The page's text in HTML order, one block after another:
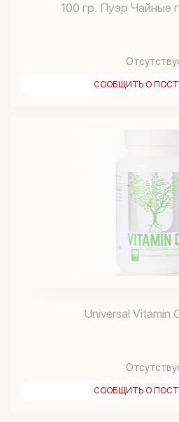
100 гр. Пуэр Чайные
СООБЩИТЬ О
Universal Vitamin
СООБЩИТЬ О